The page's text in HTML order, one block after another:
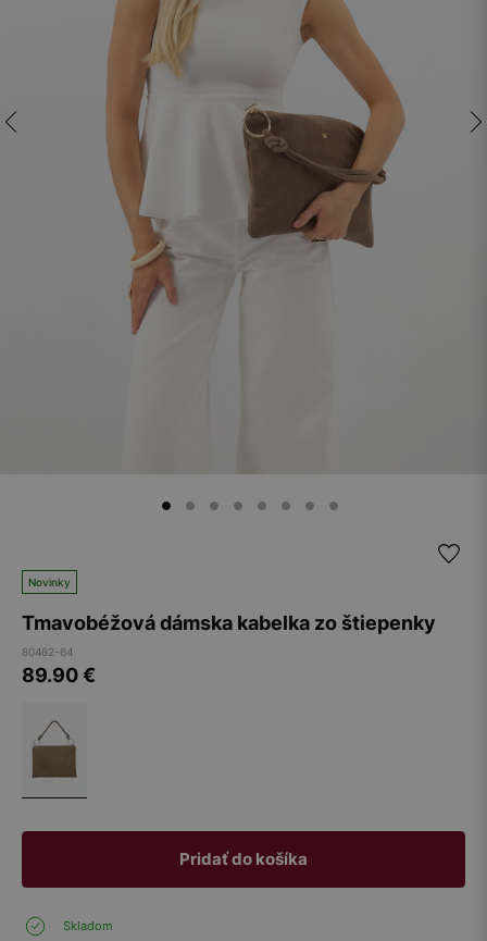
Novinky
Tmavobéžová dámska kabelka zo štiepenky
80462-64
89.90€
Pridať do košíka
Skladom